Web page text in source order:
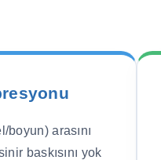
boyun) arasını
baskısını yok